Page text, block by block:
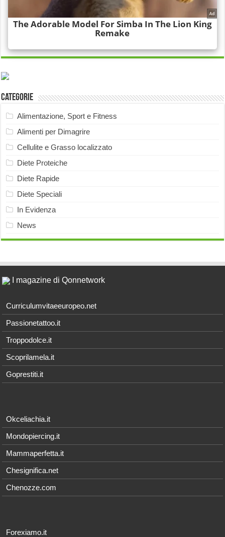
Categorie
Alimentazione, Sport e Fitness
Alimenti per Dimagrire
Cellulite e Grasso localizzato
Diete Proteiche
Diete Rapide
Diete Speciali
In Evidenza
News
I magazine di Qonnetwork
Curriculumvitaeeuropeo.net
Passionetattoo.it
Troppodolce.it
Scoprilamela.it
Goprestiti.it
Okceliachia.it
Mondopiercing.it
Mammaperfetta.it
Chesignifica.net
Chenozze.com
Forexiamo.it